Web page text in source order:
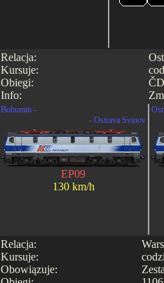
Relacja:
Kursuje:
Obiegi:
Info:
Bohumin -
- Ostrava Svinov
EP09
130 km/h
Relacja:
Kursuje:
Obowiązuje: